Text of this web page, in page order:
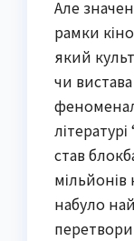
Але
рамки
який
чи
став
набуло